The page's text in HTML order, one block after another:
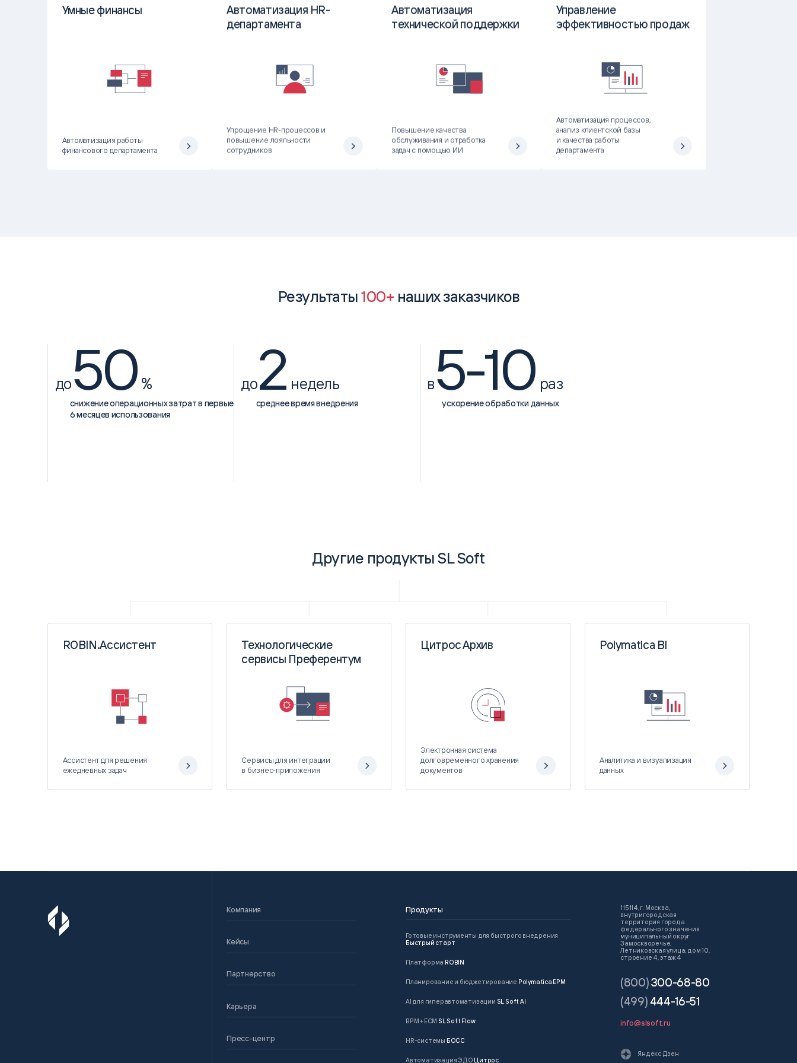
Умные финансы
Автоматизация работы
финансового департамента
Автоматизация HR-
департамента
HR-
Упрощение HR-процессов и
повышение лояльности
сотрудников
Автоматизация
технической поддержки
Повышение качества
обслуживания и отработка
задач с помощью ИИ
Управление
эффективностью продаж
Автоматизация процессов,
анализ клиентской базы
и качества работы
департамента
Результаты100+ наших заказчиков
до50 %
снижение операционных затрат в первые
6 месяцев использования
до2 недель
среднее время внедрения
в5-10 раз
ускорение обработки данных
Другие продукты SL Soft
ROBIN.Ассистент
Ассистент для решения
ежедневных задач
Технологические
сервисы Преферентум
Сервисы для интеграции
в бизнес-приложения
Цитрос Архив
Электронная система
долговременного хранения
документов
Polymatica BI
Аналитика и визуализация
данных
Компания
Кейсы
Партнерство
Карьера
Пресс-центр
Продукты
Готовые инструменты для быстрого внедрения
Быстрый старт
Платформа ROBIN
Планирование и бюджетирование Polymatica EPM
AI для гиперавтоматизации SL Soft AI
BPM + ECM SL Soft Flow
HR-системы БОСС
Автоматизация ЭДО Цитрос
115114, г. Москва,
внутригородская
территория города
федерального значения
муниципальный округ
Замоскворечье,
Летниковская улица, дом 10,
строение 4, этаж 4
(800)300-68-80
(499) 444-16-51
info@slsoft.ru
Яндекс Дзен